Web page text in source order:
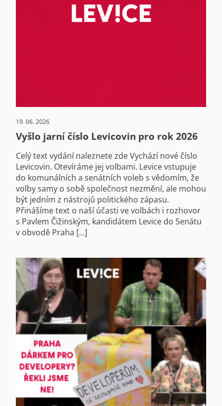
19. 06. 2026
Vyšlo jarní číslo Levicovin pro rok 2026
Celý text vydání naleznete zde Vychází nové číslo
Levicovin. Otevíráme jej volbami. Levice vstupuje
do komunálních a senátních voleb s vědomím, že
volby samy o sobě společnost nezmění, ale mohou
být jedním z nástrojů politického zápasu.
Přinášíme text o naší účasti ve volbách i rozhovor
s Pavlem Čižinským, kandidátem Levice do Senátu
v obvodě Praha […]